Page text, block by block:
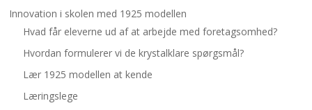
Innovation i skolen med 1925 modellen
Hvad får eleverne ud af at arbejde med foretagsomhed?
Hvordan formulerer vi de krystalklare spørgsmål?
Lær 1925 modellen at kende
Læringslege